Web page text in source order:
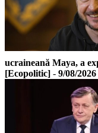
ucraineană Maya, a
[Ecopolitic] - 9/08/2026